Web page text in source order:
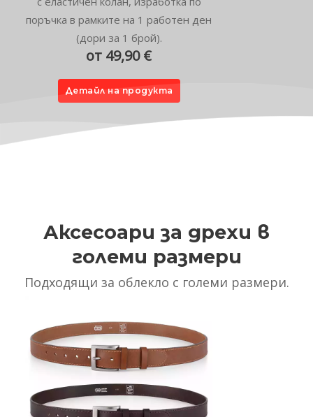
поръчка в рамките на 1 работен ден
(дори за 1 брой).
от 49,90 €
Детайл на продукта
Аксесоари за дрехи в
големи размери
Подходящи за облекло с големи размери.